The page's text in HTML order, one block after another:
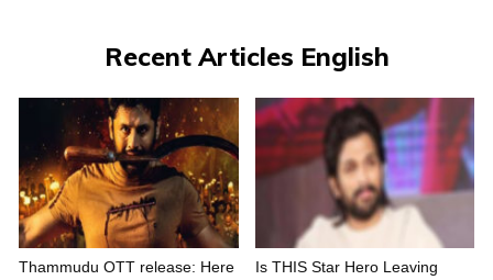
Recent Articles English
Thammudu OTT release: Here
Is THIS Star Hero Leaving